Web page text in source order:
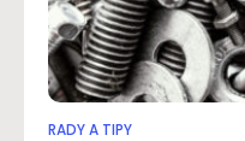
RADY A TIPY